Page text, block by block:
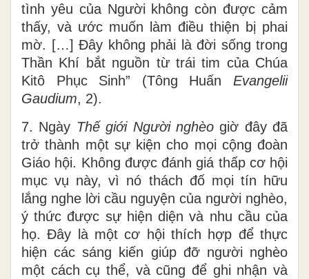
tình yêu của Người không còn được cảm
thấy, và ước muốn làm điều thiện bị phai
mờ. […] Đây không phải là đời sống trong
Thần Khí bắt nguồn từ trái tim của Chúa
Kitô Phục Sinh” (Tông Huấn Evangelii
Gaudium, 2).
7. Ngày Thế giới Người nghèogiờ đây đã
trở thành một sự kiện cho mọi cộng đoàn
Giáo hội. Không được đánh giá thấp cơ hội
mục vụ này, vì nó thách đố mọi tín hữu
lắng nghe lời cầu nguyện của người nghèo,
ý thức được sự hiện diện và nhu cầu của
họ. Đây là một cơ hội thích hợp để thực
hiện các sáng kiến giúp đỡ người nghèo
một cách cụ thể, và cũng để ghi nhận và